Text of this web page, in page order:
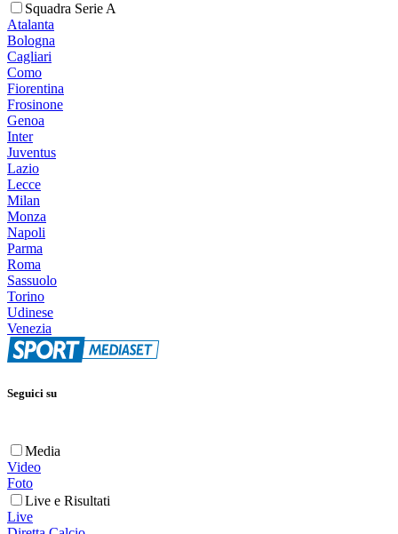
Squadra Serie A
Atalanta
Bologna
Cagliari
Como
Fiorentina
Frosinone
Genoa
Inter
Juventus
Lazio
Lecce
Milan
Monza
Napoli
Parma
Roma
Sassuolo
Torino
Udinese
Venezia
Seguici su
Media
Video
Foto
Live e Risultati
Live